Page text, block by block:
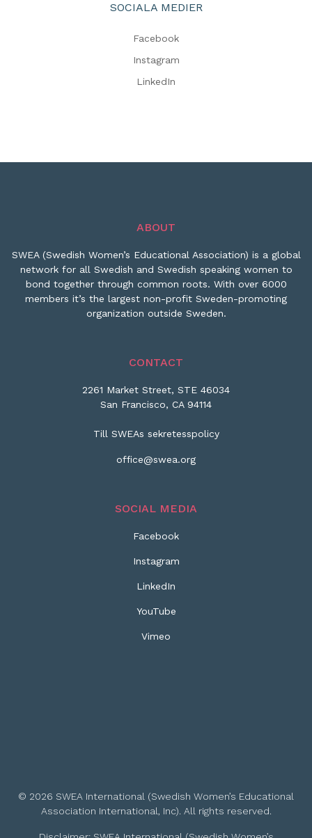
SOCIALA MEDIER
Facebook
Instagram
LinkedIn
ABOUT
SWEA (Swedish Women’s Educational Association) is a global
network for all Swedish and Swedish speaking women to
bond together through common roots. With over 6000
members it’s the largest non-profit Sweden-promoting
organization outside Sweden.
CONTACT
2261 Market Street, STE 46034
San Francisco, CA 94114
Till SWEAs sekretesspolicy
office@swea.org
SOCIAL MEDIA
Facebook
Instagram
LinkedIn
YouTube
Vimeo
© 2026 SWEA International (Swedish Women’s Educational
Association International, Inc). All rights reserved.